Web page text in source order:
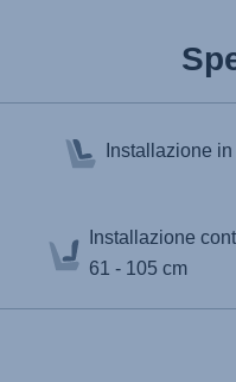
Installazione
Installazione
61 - 105 cm